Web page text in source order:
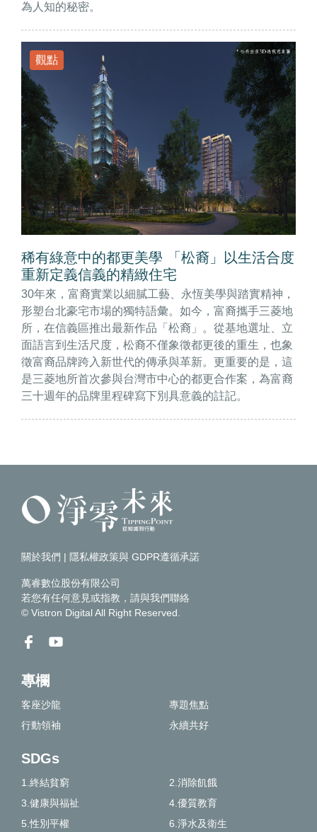
為人知的秘密。
觀點
稀有綠意中的都更美學 「松裔」以生活合度
重新定義信義的精緻住宅
30年來，富裔實業以細膩工藝、永恆美學與踏實精神，
形塑台北豪宅市場的獨特語彙。如今，富裔攜手三菱地
所，在信義區推出最新作品「松裔」。從基地選址、立
面語言到生活尺度，松裔不僅象徵都更後的重生，也象
徵富裔品牌跨入新世代的傳承與革新。更重要的是，這
是三菱地所首次參與台灣市中心的都更合作案，為富裔
三十週年的品牌里程碑寫下別具意義的註記。
關於我們 | 隱私權政策與 GDPR遵循承諾
萬睿數位股份有限公司
若您有任何意見或指教，請與我們聯絡
© Vistron Digital All Right Reserved.
專欄
客座沙龍
專題焦點
行動領袖
永續共好
SDGs
1.終結貧窮
2.消除飢餓
3.健康與福祉
4.優質教育
5.性別平權
6.淨水及衛生